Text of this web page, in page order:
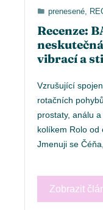
prenesené
Recenze:
vibrací a
Vzrušující
rotačních
prostaty, análu
kolíkem Rolo od
Jmenuji se
Zobrazit